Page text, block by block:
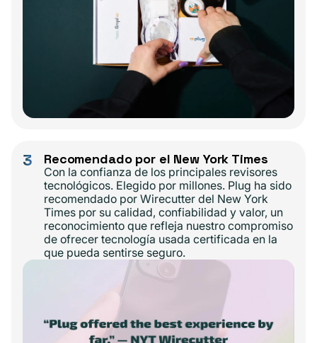
3 Recomendado por el New York Times
Con la confianza de los principales revisores
tecnológicos. Elegido por millones. Plug ha sido
recomendado por Wirecutter del New York
Times por su calidad, confiabilidad y valor, un
reconocimiento que refleja nuestro compromiso
de ofrecer tecnología usada certificada en la
que pueda sentirse seguro.